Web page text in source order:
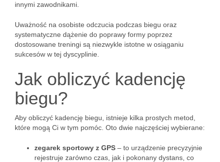
innymi zawodnikami.
Uważność na osobiste odczucia podczas biegu oraz
systematyczne dążenie do poprawy formy poprzez
dostosowane treningi są niezwykle istotne w osiąganiu
sukcesów w tej dyscyplinie.
Jak obliczyć kadencję
biegu?
Aby obliczyć kadencję biegu, istnieje kilka prostych metod,
które mogą Ci w tym pomóc. Oto dwie najczęściej wybierane:
zegarek sportowy z GPS – to urządzenie precyzyjnie
rejestruje zarówno czas, jak i pokonany dystans, co